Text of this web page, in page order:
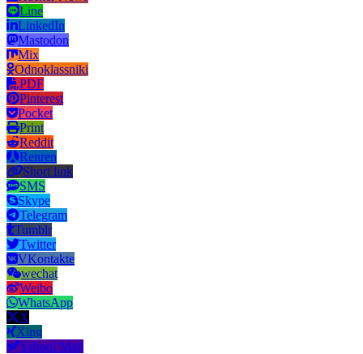
Line
LinkedIn
Mastodon
Mix
Odnoklassniki
PDF
Pinterest
Pocket
Print
Reddit
Renren
Short link
SMS
Skype
Telegram
Tumblr
Twitter
VKontakte
wechat
Weibo
WhatsApp
X
Xing
Yahoo! Mail